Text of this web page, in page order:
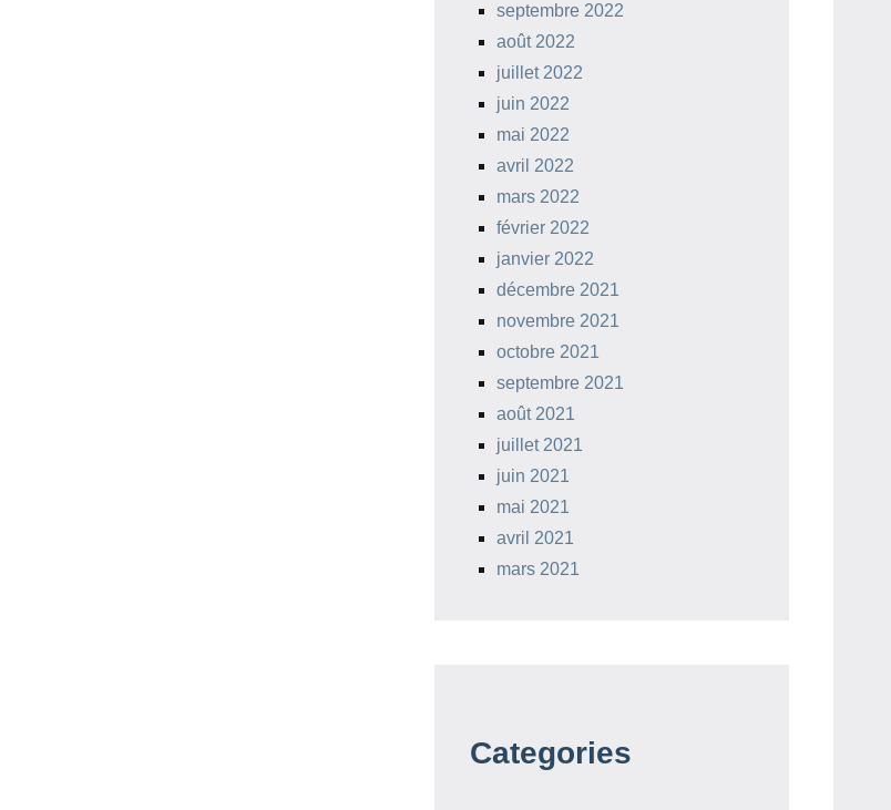
septembre 2022
août 2022
juillet 2022
juin 2022
mai 2022
avril 2022
mars 2022
février 2022
janvier 2022
décembre 2021
novembre 2021
octobre 2021
septembre 2021
août 2021
juillet 2021
juin 2021
mai 2021
avril 2021
mars 2021
Categories